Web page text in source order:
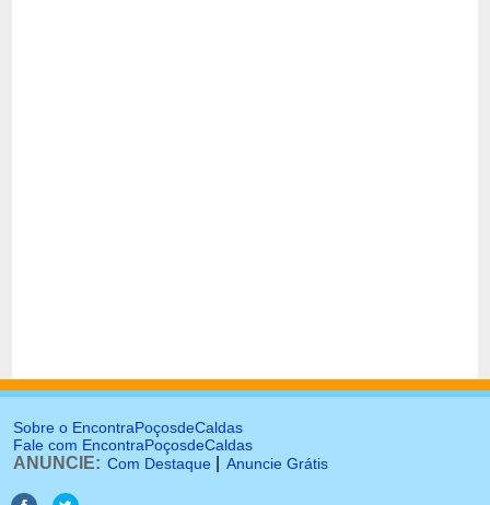
Sobre o EncontraPoçosdeCaldas
Fale com EncontraPoçosdeCaldas
ANUNCIE: Com Destaque Anuncie Grátis